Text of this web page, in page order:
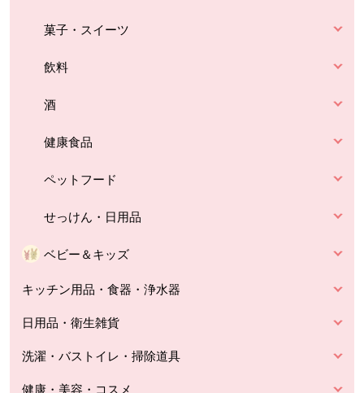
菓子・スイーツ
飲料
酒
健康食品
ペットフード
せっけん・日用品
ベビー＆キッズ
キッチン用品・食器・浄水器
日用品・衛生雑貨
洗濯・バストイレ・掃除道具
健康・美容・コスメ